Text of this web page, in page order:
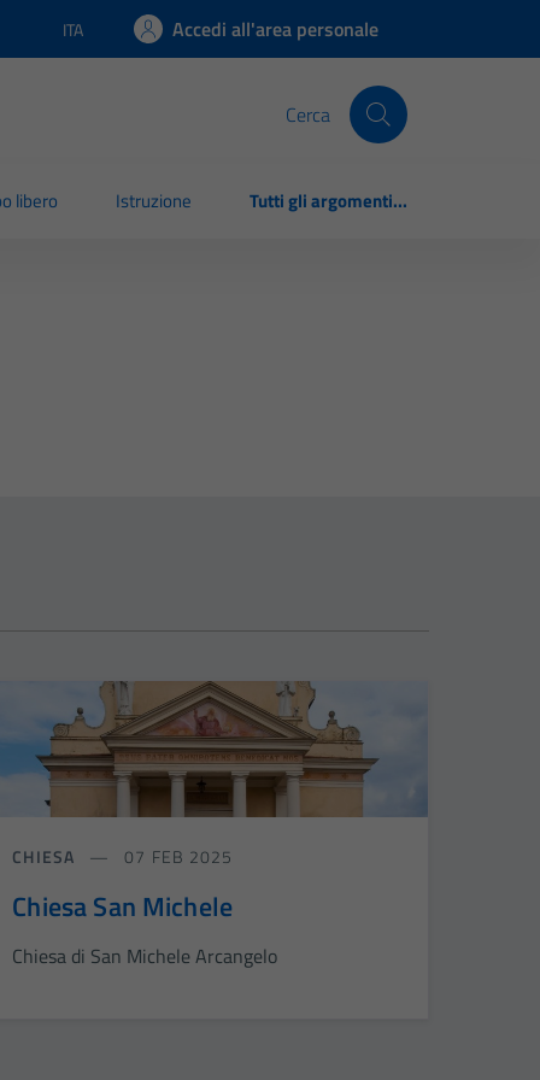
Lingua attiva:
ITA Accedi all'area personale
Cerca
libero Istruzione Tutti gli argomenti...
CHIESA 07 FEB 2025
Chiesa San Michele
Chiesa di San Michele Arcangelo